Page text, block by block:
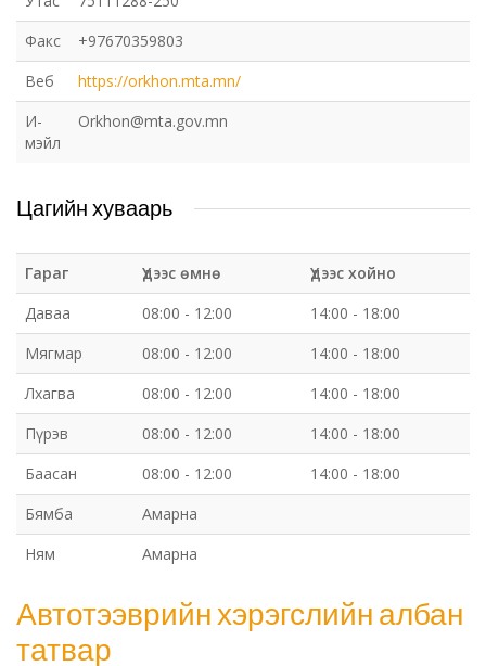
Факс
+97670359803
Веб
https://orkhon.mta.mn/
И-
мэйл
Orkhon@mta.gov.mn
Цагийн хуваарь
Гараг Үдээс өмнө
Үдээс хойно
Даваа
08:00 - 12:00
14:00 - 18:00
Мягмар
08:00 - 12:00
14:00 - 18:00
Лхагва
08:00 - 12:00
14:00 - 18:00
Пүрэв
08:00 - 12:00
14:00 - 18:00
Баасан
08:00 - 12:00
14:00 - 18:00
Бямба
Амарна
Ням
Амарна
Автотээврийн хэрэгслийн албан
татвар